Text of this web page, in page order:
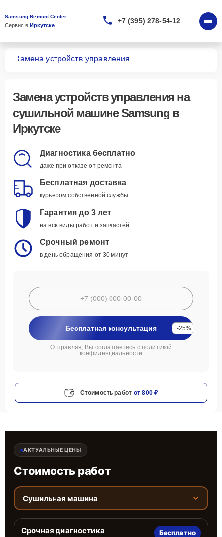
Samsung Remont Center
Сервис в Иркутске
+7 (395) 278-54-12
Замена устройств управления
Замена устройств управленияна
сушильной машине Samsung в
Иркутске
Диагностика бесплатно
даже при отказе от ремонта
Бесплатная доставка
курьером собственной службы
Гарантия до 3 лет
на все виды работ и запчастей
Срочный ремонт
в день обращения от 30 минут
Бесплатная консультация -25%
Отправляя, Вы соглашаетесь с политикой
конфиденциальности
Стоимость работ от 800 ₽
АКТУАЛЬНЫЕ ЦЕНЫ
Стоимость работ
Сушильная машина
Срочная диагностика Бесплатно